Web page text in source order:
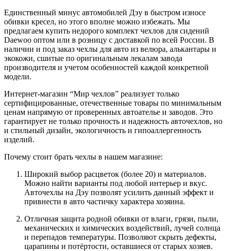
Единственный минус автомобилей Дэу в быстром износе
обивки кресел, но этого вполне можно избежать. Мы
предлагаем купить недорого комплект чехлов для сидений
Daewoo оптом или в розницу с доставкой по всей России. В
наличии и под заказ чехлы для авто из велюра, алькантары и
экокожи, сшитые по оригинальным лекалам завода
производителя и учетом особенностей каждой конкретной
модели.
Интернет-магазин “Мир чехлов” реализует только
сертифицированные, отечественные товары по минимальным
ценам напрямую от проверенных автоателье и заводов. Это
гарантирует не только прочность и надежность авточехлов, но
и стильный дизайн, экологичность и гипоаллергенность
изделий.
Почему стоит брать чехлы в нашем магазине:
Широкий выбор расцветок (более 20) и материалов.
Можно найти варианты под любой интерьер и вкус.
Авточехлы на Дэу позволят усилить данный эффект и
привнести в авто частичку характера хозяина.
Отличная защита родной обивки от влаги, грязи, пыли,
механических и химических воздействий, лучей солнца
и перепадов температуры. Позволяют скрыть дефекты,
царапины и потёртости, оставшиеся от старых хозяев.